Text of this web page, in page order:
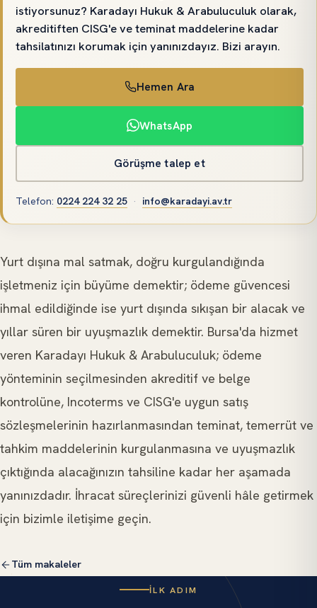
istiyorsunuz? Karadayı Hukuk & Arabuluculuk olarak,
akreditiften CISG'e ve teminat maddelerine kadar
tahsilatınızı korumak için yanınızdayız. Bizi arayın.
Hemen Ara
WhatsApp
Görüşme talep et
Telefon: 0224 224 32 25 · info@karadayi.av.tr
Yurt dışına mal satmak, doğru kurgulandığında
işletmeniz için büyüme demektir; ödeme güvencesi
ihmal edildiğinde ise yurt dışında sıkışan bir alacak ve
yıllar süren bir uyuşmazlık demektir. Bursa'da hizmet
veren Karadayı Hukuk & Arabuluculuk; ödeme
yönteminin seçilmesinden akreditif ve belge
kontrolüne, Incoterms ve CISG'e uygun satış
sözleşmelerinin hazırlanmasından teminat, temerrüt ve
tahkim maddelerinin kurgulanmasına ve uyuşmazlık
çıktığında alacağınızın tahsiline kadar her aşamada
yanınızdadır. İhracat süreçlerinizi güvenli hâle getirmek
için bizimle iletişime geçin.
Tüm makaleler
İLK ADIM